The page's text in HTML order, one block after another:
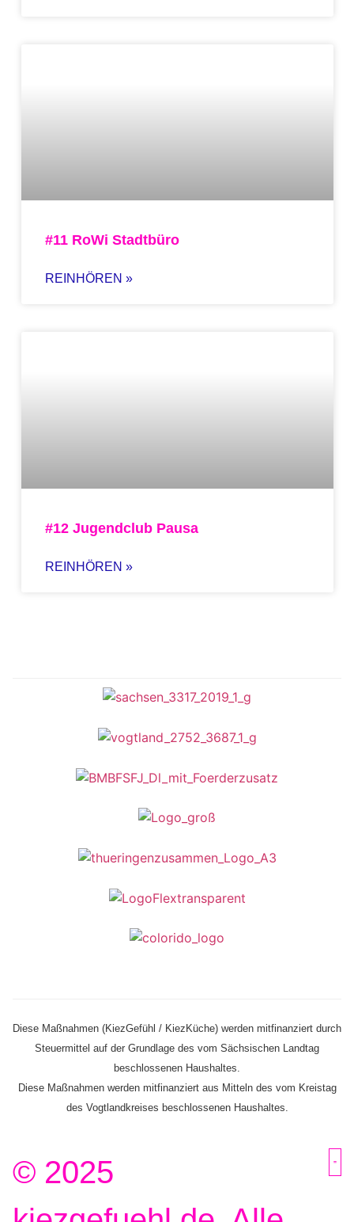
#11 RoWi Stadtbüro
REINHÖREN »
#12 Jugendclub Pausa
REINHÖREN »
Diese Maßnahmen (KiezGefühl / KiezKüche) werden mitfinanziert durch
Steuermittel auf der Grundlage des vom Sächsischen Landtag
beschlossenen Haushaltes.
Diese Maßnahmen werden mitfinanziert aus Mitteln des vom Kreistag
des Vogtlandkreises beschlossenen Haus­haltes.
© 2025